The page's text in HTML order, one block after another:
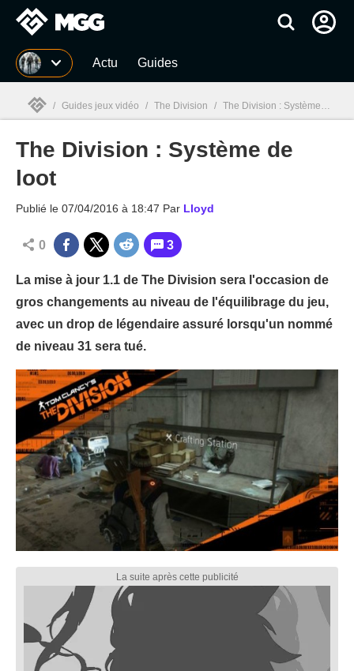
MGG Actu Guides
MGG
/ Guides jeux vidéo / The Division / The Division : Système de loot
The Division : Système de
loot
Publié le 07/04/2016 à 18:47 Par Lloyd
0 3
La mise à jour 1.1 de The Division sera l'occasion de
gros changements au niveau de l'équilibrage du jeu,
avec un drop de légendaire assuré lorsqu'un nommé
de niveau 31 sera tué.